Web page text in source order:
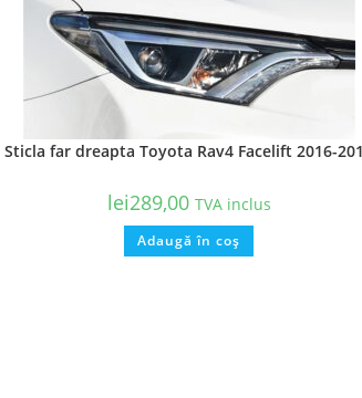
Sticla far dreapta Toyota Rav4 Facelift 2016-
lei289,00 TVA inclus
Adaugă în coș